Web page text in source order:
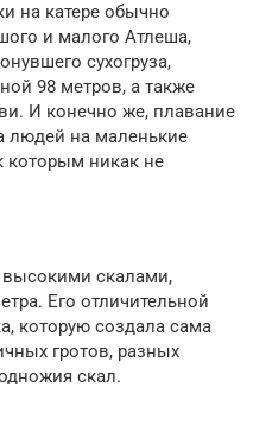
на катере обычно
и малого Атлеша,
сухогруза,
98 метров, а также
И конечно же, плавание
людей на маленькие
которым никак не
скалами,
Его отличительной
которую создала сама
гротов, разных
скал.